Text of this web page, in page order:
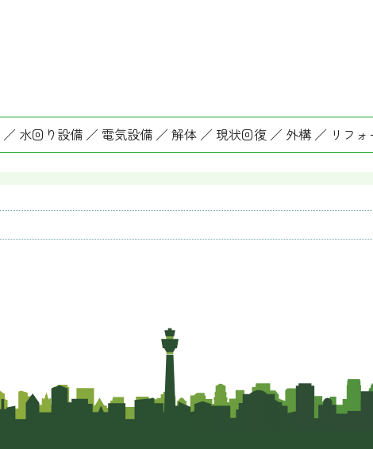
水回り設備 ／ 電気設備 ／ 解体 ／ 現状回復 ／ 外構 ／ リフ